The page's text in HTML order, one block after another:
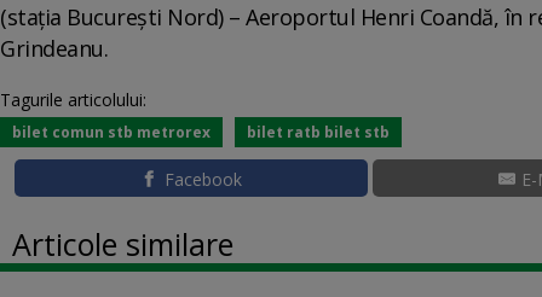
(staţia Bucureşti Nord) – Aeroportul Henri Coandă, în
Grindeanu.
Tagurile articolului:
bilet comun stb metrorex bilet ratb bilet stb
Facebook
Articole similare